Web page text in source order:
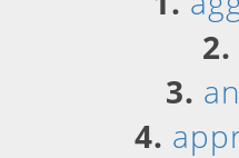
2.
3.
4.